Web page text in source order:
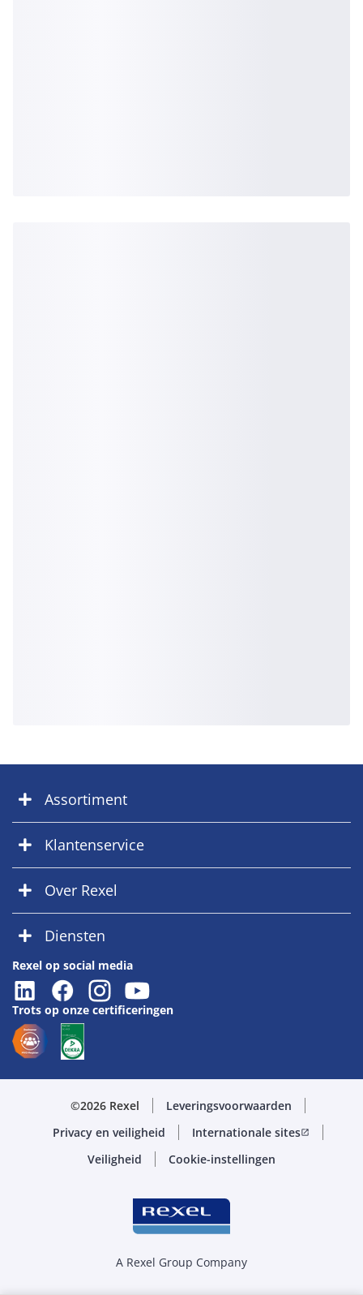
Assortiment
Klantenservice
Over Rexel
Diensten
Rexel op social media
Trots op onze certificeringen
©2026 Rexel
Leveringsvoorwaarden
Privacy en veiligheid
Internationale sitesopen_in_new
Veiligheid Cookie-instellingen
A Rexel Group Company